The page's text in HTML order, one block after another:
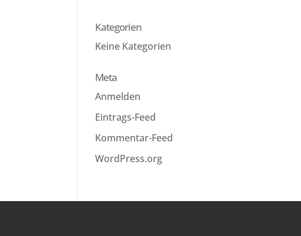
Kategorien
Keine Kategorien
Meta
Anmelden
Eintrags-Feed
Kommentar-Feed
WordPress.org